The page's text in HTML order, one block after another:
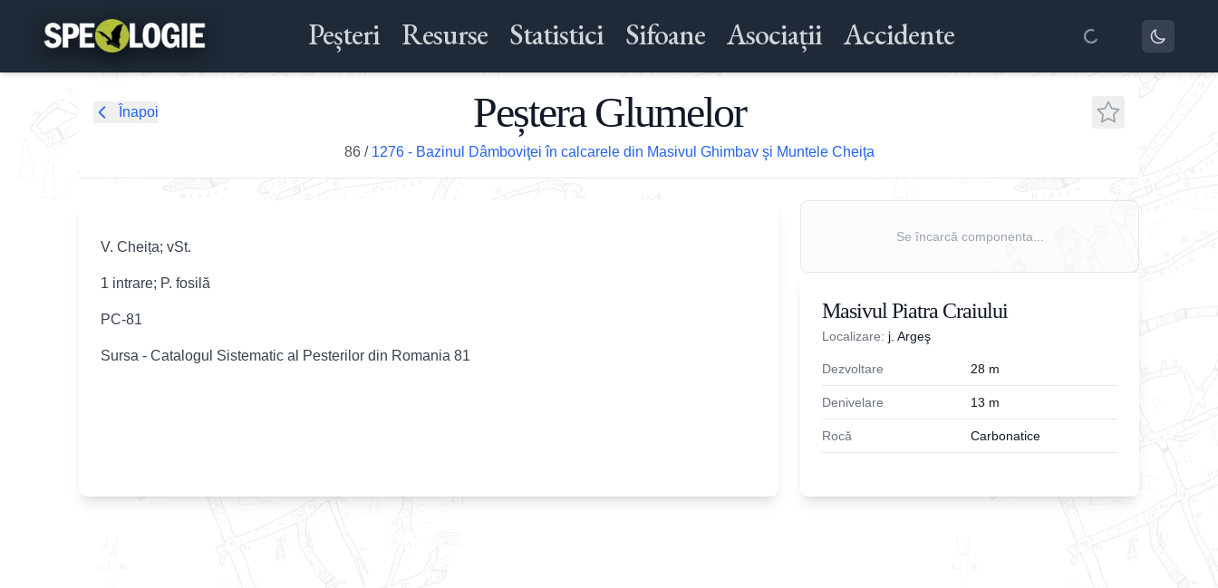
Peșteri Resurse Statistici Sifoane Asociații Accidente
Înapoi Peștera Glumelor
86/ 1276 - Bazinul Dâmboviţei în calcarele din Masivul Ghimbav şi Muntele Cheiţa
V. Cheița; vSt.
1 intrare; P. fosilă
PC-81
Sursa - Catalogul Sistematic al Pesterilor din Romania 81
Se încarcă componenta...
Masivul Piatra Craiului
Localizare: j. Argeş
Dezvoltare 28 m
Denivelare 13 m
Rocă Carbonatice